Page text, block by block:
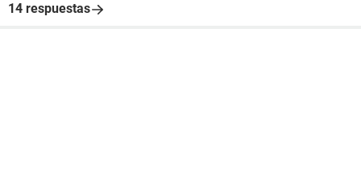
14 respuestas